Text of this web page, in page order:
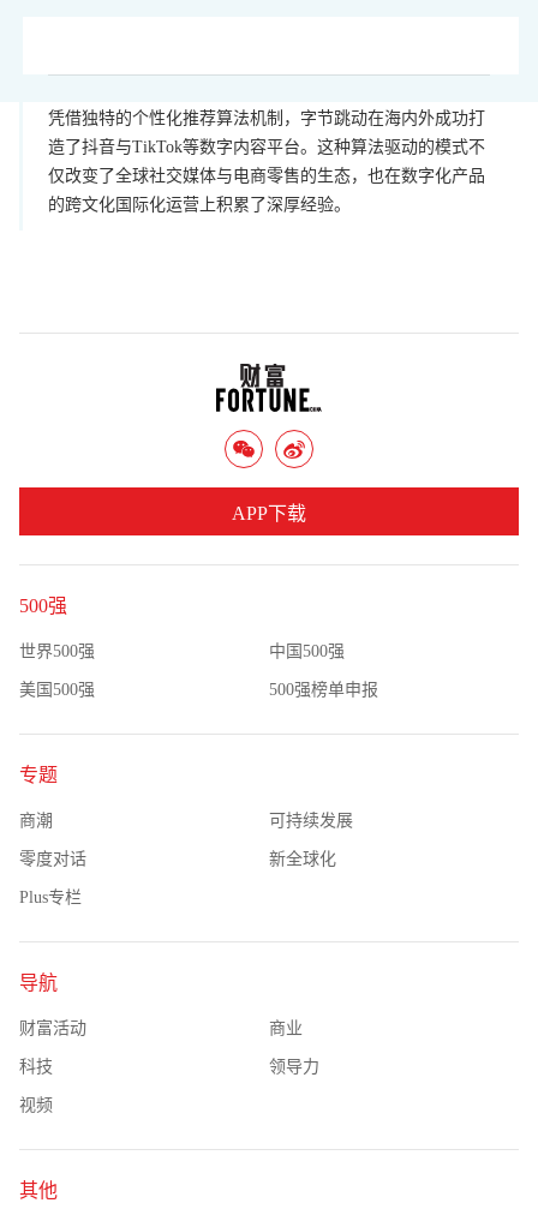
凭借独特的个性化推荐算法机制，字节跳动在海内外成功打
造了抖音与TikTok等数字内容平台。这种算法驱动的模式不
仅改变了全球社交媒体与电商零售的生态，也在数字化产品
的跨文化国际化运营上积累了深厚经验。
500强
世界500强 中国500强
美国500强 500强榜单申报
专题
商潮 可持续发展
零度对话 新全球化
Plus专栏
导航
财富活动 商业
科技 领导力
视频
其他
APP下载